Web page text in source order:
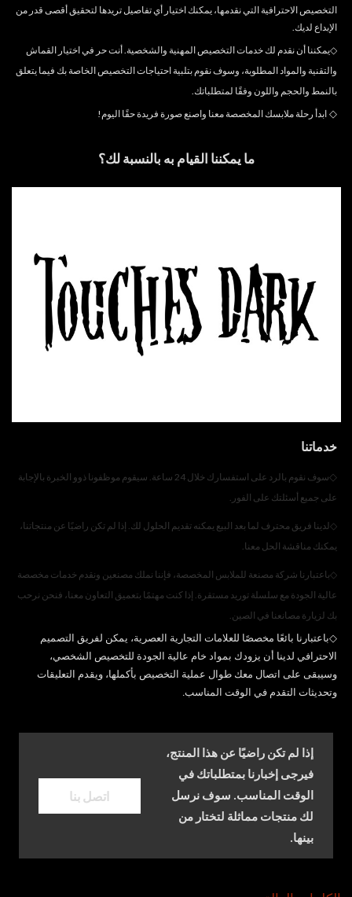
التخصيص الاحترافية التي نقدمها، يمكنك اختيار أي تفاصيل تريدها لتحقيق أقصى قدر من
الإبداع لديك.
◇يمكننا أن نقدم لك خدمات التخصيص المهنية والشخصية. أنت حر في اختيار القماش
والتقنية والمواد المطلوبة، وسوف نقوم بتلبية احتياجات التخصيص الخاصة بك فيما يتعلق
بالنمط والحجم واللون وفقًا لمتطلباتك.
◇ ابدأ رحلة ملابسك المخصصة معنا واصنع صورة فريدة حقًا اليوم!
ما يمكننا القيام به بالنسبة لك؟
خدماتنا
◇
سوف نقوم بالرد على استفسارك خلال 24 ساعة. سيقوم موظفونا ذوو الخبرة بالإجابة
على جميع أسئلتك على الفور.
◇لدينا فريق محترف لما بعد البيع يمكنه تقديم الحلول لك. إذا لم تكن راضيًا عن منتجاتنا،
يمكنك مناقشة الحل معنا.
◇باعتبارنا شركة مصنعة للملابس المخصصة، فإننا نملك مصنعين ونقدم خدمات مخصصة
عالية الجودة مع سلسلة توريد مستقرة. إذا كنت مهتمًا بتعميق التعاون معنا، فنحن نرحب
بك لزيارة مصانعنا في الصين.
◇باعتبارنا بائعًا مخصصًا للعلامات التجارية العصرية، يمكن لفريق التصميم
الاحترافي لدينا أن يزودك بمواد خام عالية الجودة للتخصيص الشخصي،
وسيبقى على اتصال معك طوال عملية التخصيص بأكملها، ويقدم التعليقات
وتحديثات التقدم في الوقت المناسب.
إذا لم تكن راضيًا عن هذا المنتج،
فيرجى إخبارنا بمتطلباتك في
الوقت المناسب. سوف نرسل
لك منتجات مماثلة لتختار من
بينها.
اتصل بنا